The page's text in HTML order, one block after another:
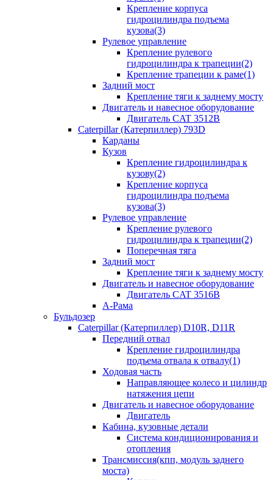
Крепление корпуса
гидроцилиндра подъема
кузова(3)
Рулевое управление
Крепление рулевого
гидроцилиндра к трапеции(2)
Крепление трапеции к раме(1)
Задний мост
Крепление тяги к заднему мосту
Двигатель и навесное оборудование
Двигатель CAT 3512B
Caterpillar (Катерпиллер) 793D
Карданы
Кузов
Крепление гидроцилиндра к
кузову(2)
Крепление корпуса
гидроцилиндра подъема
кузова(3)
Рулевое управление
Крепление рулевого
гидроцилиндра к трапеции(2)
Поперечная тяга
Задний мост
Крепление тяги к заднему мосту
Двигатель и навесное оборудование
Двигатель CAT 3516B
А-Рама
Бульдозер
Caterpillar (Катерпиллер) D10R, D11R
Передний отвал
Крепление гидроцилиндра
подъема отвала к отвалу(1)
Ходовая часть
Направляющее колесо и цилиндр
натяжения цепи
Двигатель и навесное оборудование
Двигатель
Кабина, кузовные детали
Система кондиционирования и
отопления
Трансмиссия(кпп, модуль заднего
моста)